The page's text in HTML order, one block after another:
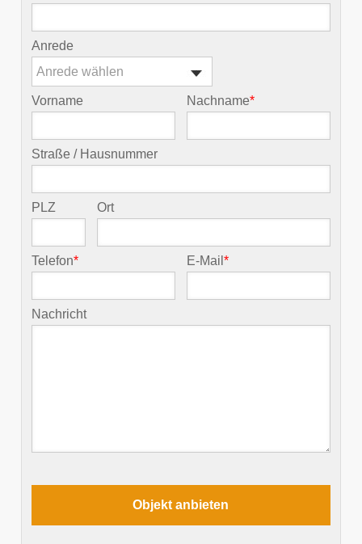
Anrede
Anrede wählen
Vorname Nachname*
Straße / Hausnummer
PLZ Ort
Telefon* E-Mail*
Nachricht